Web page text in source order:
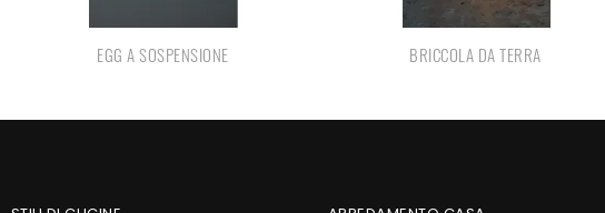
EGG A SOSPENSIONE BRICCOLA DA TERRA